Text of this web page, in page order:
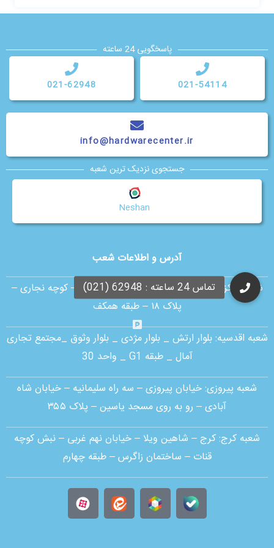
آدرس و اطلاعات شعب
شعبه مرکزی :ستارخان – بین شادمهر و بهبودی – کوچه نجاری –
پلاک ۱۸ – طبقه همکف
شعبه اقدسیه:بلوار ارتش _ بلوار مژدی _ بلوار وثوق _مجتمع تجاری
آمال _ طبقه G1 _ واحد 30
شعبه پیروزی: خیابان پیروزی – سه راه سلیمانیه – خیابان شاه
آبادی – رو به روی مسجد یاسین – پلاک ۳۵۵
شعبه کرج:کرج – شاهین ویلا – خیابان نهم غربی – نبش کوچه
قنات – ساختمان زاگرس – طبقه چهارم
پاسخگویی 24 ساعته
021-54114
021-62948
info@hardwarecenter.ir
جستجوی نزدیک ترین شعبه
Neshan